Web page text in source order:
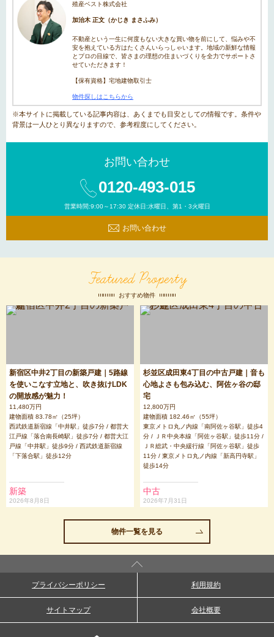
殖産ベスト株式会社
加治木 正文（かじき まさふみ）
不動産という一生に何度もない大きな買い物を前にして、悩みや不
安を抱えている方はたくさんいらっしゃいます。地域の新鮮な情報
とプロの目線で、皆さまの理想の住まいづくりを全力でサポートさ
せていただきます！
【保有資格】宅地建物取引士
物件探しはこちらから
※本サイトに掲載している記事内容は、あくまでも目安としての情報です。条件や
背景は一人ひとり異なりますので、参考程度にしてください。
お問い合わせ
0120-493-015
営業時間:9:00～17:30 定休日:水曜日、第1・3火曜日
お問い合わせ
Featured Property
おすすめ物件
新宿区中井2丁目の新築戸建｜5路線
を使いこなす立地と、吹き抜けLDK
の開放感が魅力！
11,480万円
建物面積 83.78㎡（25坪）
西武鉄道新宿線「中井駅」徒歩7分 / 都営大
江戸線「落合南長崎駅」徒歩7分 / 都営大江
戸線「中井駅」徒歩9分 / 西武鉄道新宿線
「下落合駅」徒歩12分
新築
2026年8月8日
杉並区成田東4丁目の中古戸建｜音も
心地よさも包み込む、阿佐ヶ谷の邸
宅
12,800万円
建物面積 182.46㎡（55坪）
東京メトロ丸ノ内線「南阿佐ヶ谷駅」徒歩4
分 / ＪＲ中央本線「阿佐ヶ谷駅」徒歩11分 /
ＪＲ総武・中央緩行線「阿佐ヶ谷駅」徒歩
11分 / 東京メトロ丸ノ内線「新高円寺駅」
徒歩14分
中古
2026年7月31日
物件一覧を見る
プライバシーポリシー 利用規約
サイトマップ 会社概要